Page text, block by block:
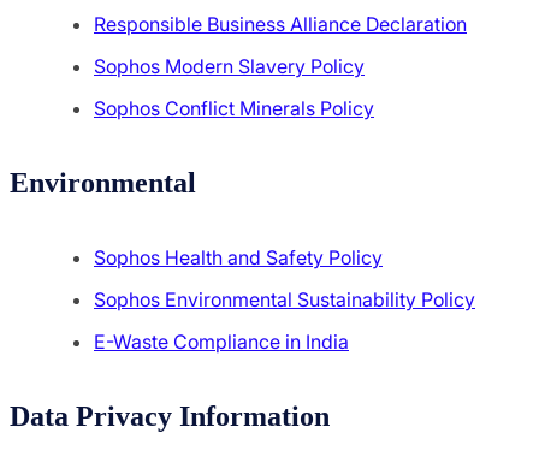
Responsible Business Alliance Declaration
Sophos Modern Slavery Policy
Sophos Conflict Minerals Policy
Environmental
Sophos Health and Safety Policy
Sophos Environmental Sustainability Policy
E-Waste Compliance in India
Data Privacy Information